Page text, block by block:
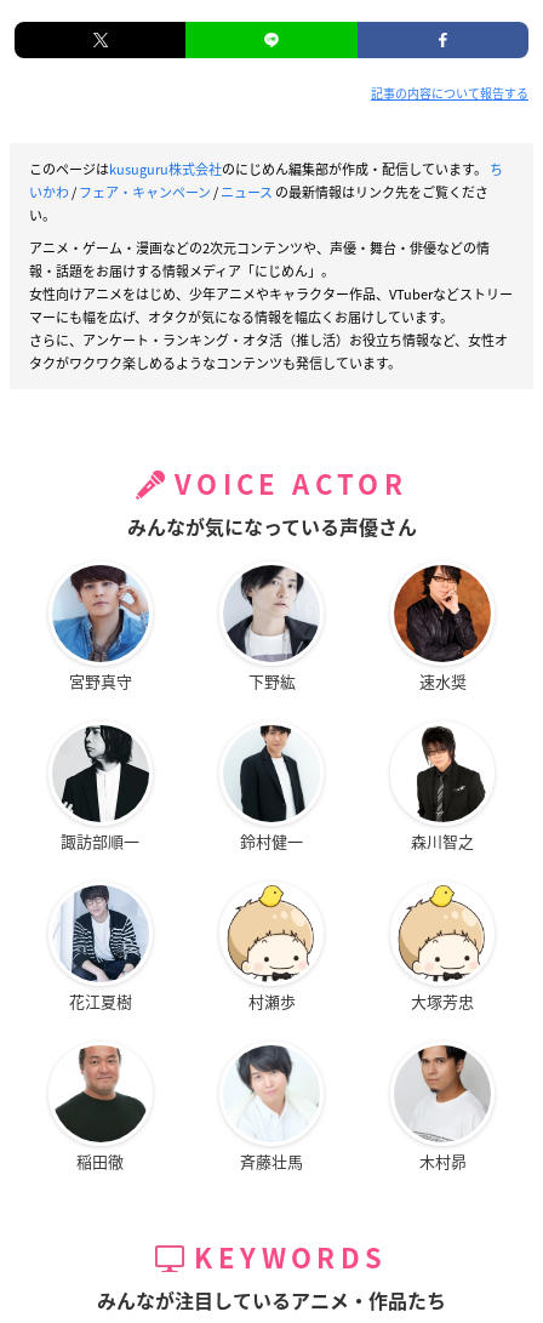
記事の内容について報告する
このページはkusuguru株式会社のにじめん編集部が作成・配信しています。 ち
いかわ/フェア・キャンペーン/ニュース の最新情報はリンク先をご覧くださ
い。
アニメ・ゲーム・漫画などの2次元コンテンツや、声優・舞台・俳優などの情
報・話題をお届けする情報メディア「にじめん」。
女性向けアニメをはじめ、少年アニメやキャラクター作品、VTuberなどストリー
マーにも幅を広げ、オタクが気になる情報を幅広くお届けしています。
さらに、アンケート・ランキング・オタ活（推し活）お役立ち情報など、女性オ
タクがワクワク楽しめるようなコンテンツも発信しています。
VOICE ACTOR
みんなが気になっている声優さん
宮野真守 下野紘 速水奨
諏訪部順一 鈴村健一 森川智之
花江夏樹 村瀬歩 大塚芳忠
稲田徹 斉藤壮馬 木村昴
KEYWORDS
みんなが注目しているアニメ・作品たち